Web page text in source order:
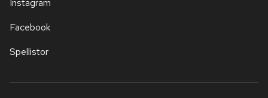
Instagram
Facebook
Spellistor